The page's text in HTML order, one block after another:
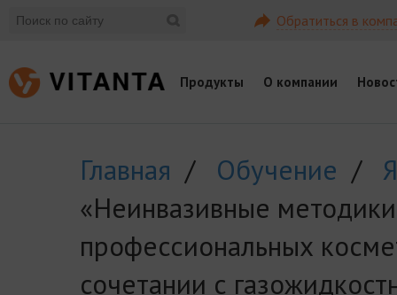
Обратиться в
Продукты О компании
Главная / Обучение /
«Неинвазивные
профессиональных
сочетании с